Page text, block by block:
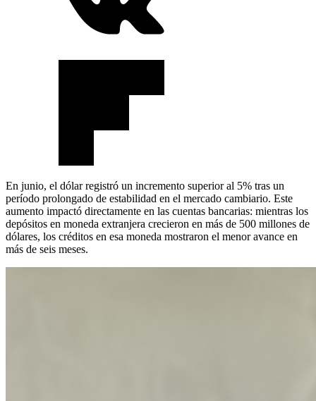
En junio, el dólar registró un incremento superior al 5% tras un
período prolongado de estabilidad en el mercado cambiario. Este
aumento impactó directamente en las cuentas bancarias: mientras los
depósitos en moneda extranjera crecieron en más de 500 millones de
dólares, los créditos en esa moneda mostraron el menor avance en
más de seis meses.